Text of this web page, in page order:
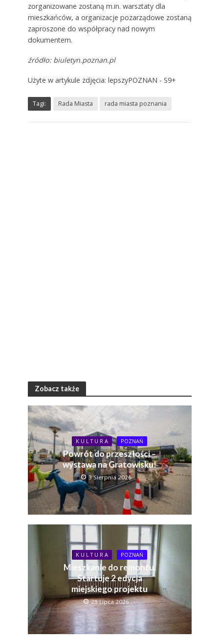
zorganizowane zostaną m.in. warsztaty dla
mieszkańców, a organizacje pozarządowe zostaną
zaproszone do współpracy nad nowym
dokumentem.
źródło: biuletyn.poznan.pl
Użyte w artykule zdjęcia: lepszyPOZNAN - S9+
Tagi: Rada Miasta rada miasta poznania
Zobacz także
K U L T U R A POZNAŃ
Powrót do przeszłości –
wystawa na Gratowisku!
3 Sierpnia 2026
K U L T U R A POZNAŃ
Mieszkanie do remontu.
Startuje 2 edycja
miejskiego projektu
29 Lipca 2026